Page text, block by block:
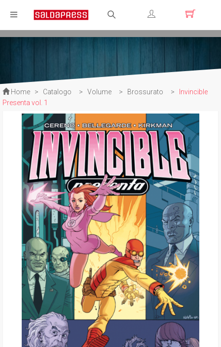
Registrati
Home > Catalogo > Volume > Brossurato >
Invincible
Presenta vol. 1